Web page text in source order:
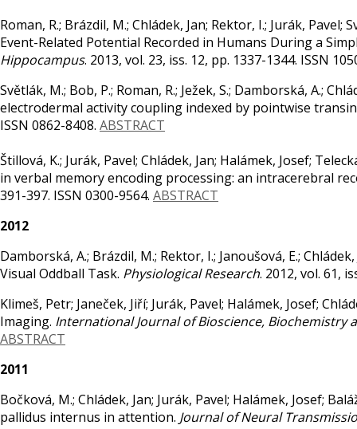
Roman, R.; Brázdil, M.; Chládek, Jan; Rektor, I.; Jurák,
Event-Related Potential Recorded in Humans During a
Hippocampus. 2013, vol. 23, iss. 12, pp. 1337-1344. ISSN
Světlák, M.; Bob, P.; Roman, R.; Ježek, S.; Damborská, A.;
electrodermal activity coupling indexed by pointwise
ISSN 0862-8408. ABSTRACT
Štillová, K.; Jurák, Pavel; Chládek, Jan; Halámek, Josef;
in verbal memory encoding processing: an intracerebral
391-397. ISSN 0300-9564. ABSTRACT
2012
Damborská, A.; Brázdil, M.; Rektor, I.; Janoušová, E.;
Visual Oddball Task. Physiological Research. 2012, vol. 61,
Klimeš, Petr; Janeček, Jiří; Jurák, Pavel; Halámek, Josef;
Imaging. International Journal of Bioscience, Biochemistry
ABSTRACT
2011
Bočková, M.; Chládek, Jan; Jurák, Pavel; Halámek, Josef;
pallidus internus in attention. Journal of Neural